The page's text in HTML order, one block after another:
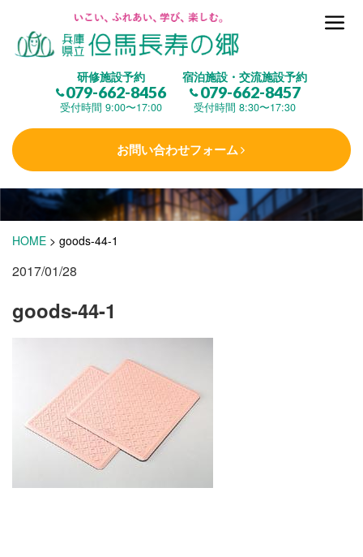
研修施設予約
079-662-8456
受付時間 9:00〜17:00
宿泊施設・交流施設予約
079-662-8457
受付時間 8:30〜17:30
お問い合わせフォーム
但馬長寿の郷とは
(研修施設)
楽しむ
学 ぶ(健康福祉)
(宿泊)
アクセス
HOME > goods-44-1
2017/01/28
goods-44-1